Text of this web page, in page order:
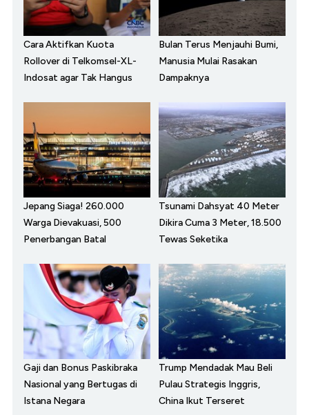
Cara Aktifkan Kuota
Rollover di Telkomsel-XL-
Indosat agar Tak Hangus
Bulan Terus Menjauhi Bumi,
Manusia Mulai Rasakan
Dampaknya
Jepang Siaga! 260.000
Warga Dievakuasi, 500
Penerbangan Batal
Tsunami Dahsyat 40 Meter
Dikira Cuma 3 Meter, 18.500
Tewas Seketika
Gaji dan Bonus Paskibraka
Nasional yang Bertugas di
Istana Negara
Trump Mendadak Mau Beli
Pulau Strategis Inggris,
China Ikut Terseret